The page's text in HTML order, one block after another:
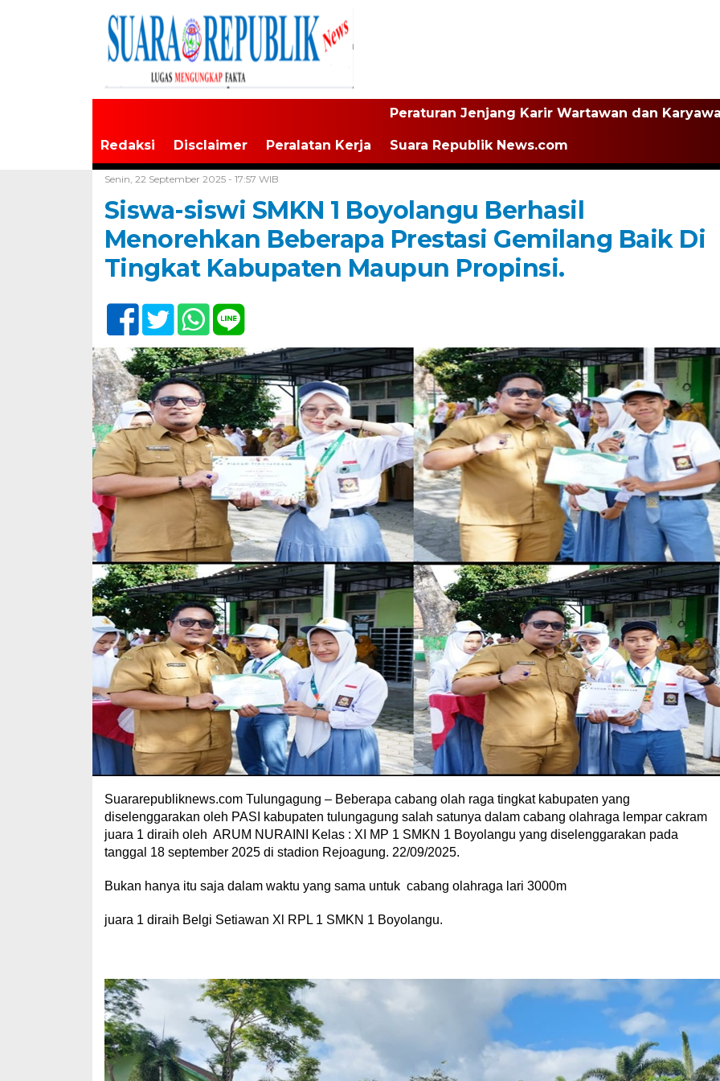
Redaksi Disclaimer Peralatan Kerja
Peraturan Jenjang Karir Wartawan dan
Suara Republik News.com
Senin, 22 September 2025 - 17:57 WIB
Siswa-siswi SMKN 1 Boyolangu Berhasil
Menorehkan Beberapa Prestasi Gemilang Baik Di
Tingkat Kabupaten Maupun Propinsi.
Suararepubliknews.com Tulungagung – Beberapa cabang olah raga tingkat kabupaten yang
diselenggarakan oleh PASI kabupaten tulungagung salah satunya dalam cabang olahraga lempar cakram
juara 1 diraih oleh ARUM NURAINI Kelas : XI MP 1 SMKN 1 Boyolangu yang diselenggarakan pada
tanggal 18 september 2025 di stadion Rejoagung. 22/09/2025.
Bukan hanya itu saja dalam waktu yang sama untuk cabang olahraga lari 3000m
juara 1 diraih Belgi Setiawan Xl RPL 1 SMKN 1 Boyolangu.